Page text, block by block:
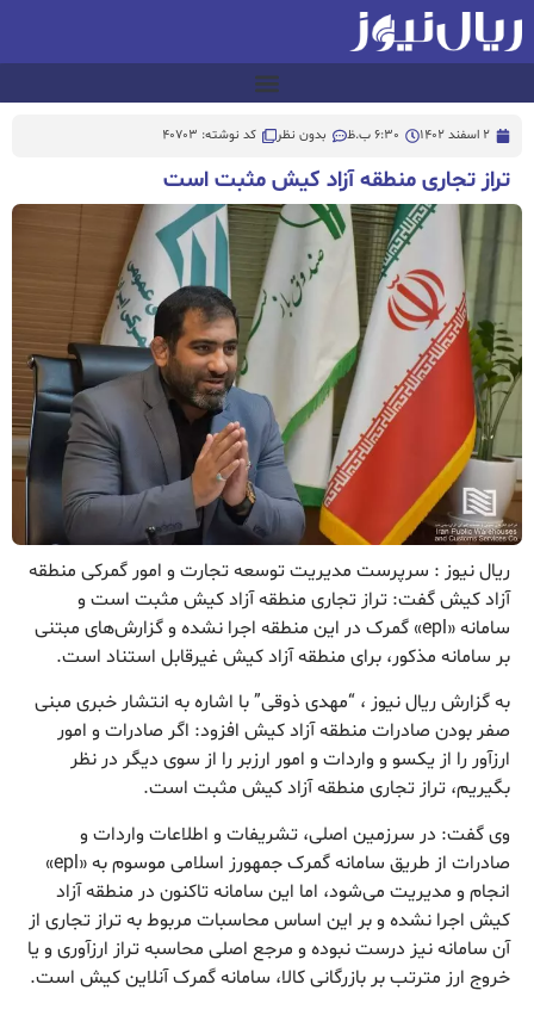
2 اسفند 1402 6:30 ب.ظ بدون نظر کد نوشته: 40703
تراز تجاری منطقه آزاد کیش مثبت است
ریال نیوز : سرپرست مدیریت توسعه تجارت و امور گمرکی منطقه
آزاد کیش گفت: تراز تجاری منطقه آزاد کیش مثبت است و
سامانه «epl» گمرک در این منطقه اجرا نشده و گزارش‌های مبتنی
بر سامانه مذکور، برای منطقه آزاد کیش غیرقابل استناد است.
به گزارش ریال نیوز ، “مهدی ذوقی” با اشاره به انتشار خبری مبنی
صفر بودن صادرات منطقه آزاد کیش افزود: اگر صادرات و امور
ارزآور را از یکسو و واردات و امور ارزبر را از سوی دیگر در نظر
بگیریم، تراز تجاری منطقه آزاد کیش مثبت است.
وی گفت: در سرزمین اصلی، تشریفات و اطلاعات واردات و
صادرات از طریق سامانه‌ گمرک جمهورز اسلامی موسوم به «epl»
انجام و مدیریت می‌شود، اما این سامانه تاکنون در منطقه آزاد
کیش اجرا نشده و بر این اساس محاسبات مربوط به تراز تجاری از
آن سامانه نیز درست نبوده و مرجع اصلی محاسبه تراز ارزآوری و یا
خروج ارز مترتب بر بازرگانی کالا، سامانه گمرک آنلاین کیش است.